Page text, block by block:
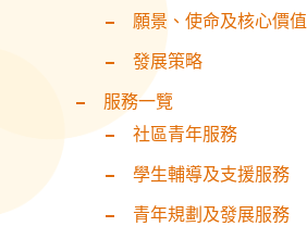
願景、使命及核心價值
發展策略
服務一覽
社區青年服務
學生輔導及支援服務
青年規劃及發展服務